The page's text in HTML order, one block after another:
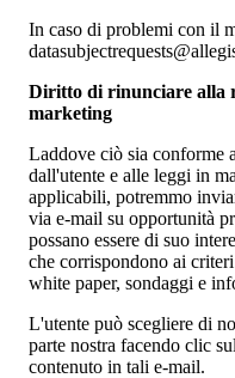
In caso di problemi con il
Diritto di rinunciare alla
marketing
Laddove ciò sia conforme
dall'utente e alle leggi in
applicabili, potremmo
via e-mail su opportunità
possano essere di suo
che corrispondono ai
white paper, sondaggi e
L'utente può scegliere di
parte nostra facendo clic
contenuto in tali e-mail.